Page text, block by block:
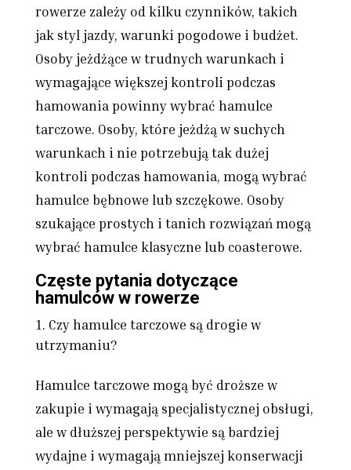
rowerze zależy od kilku czynników, takich
jak styl jazdy, warunki pogodowe i budżet.
Osoby jeżdżące w trudnych warunkach i
wymagające większej kontroli podczas
hamowania powinny wybrać hamulce
tarczowe. Osoby, które jeżdżą w suchych
warunkach i nie potrzebują tak dużej
kontroli podczas hamowania, mogą wybrać
hamulce bębnowe lub szczękowe. Osoby
szukające prostych i tanich rozwiązań mogą
wybrać hamulce klasyczne lub coasterowe.
Częste pytania dotyczące
hamulców w rowerze
Czy hamulce tarczowe są drogie w
utrzymaniu?
Hamulce tarczowe mogą być droższe w
zakupie i wymagają specjalistycznej obsługi,
ale w dłuższej perspektywie są bardziej
wydajne i wymagają mniejszej konserwacji